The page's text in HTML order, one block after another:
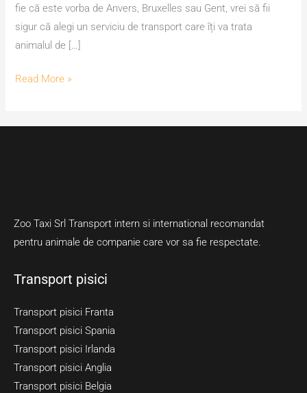
fie că este vorba de Anvers, Bruxelles sau Gent, vrei să fii
sigur că alegi un serviciu de transport care îți va trata
animalul de […]
Read More »
Zoo Taxi Srl Transport intern si international recomandat
pentru animale de companie care vor sa fie respectate.
Transport pisici
Transport pisici Franta
Transport pisici Spania
Transport pisici Irlanda
Transport pisici Anglia
Transport pisici Belgia